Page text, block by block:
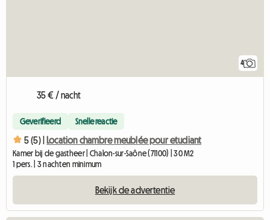
4
35 € / nacht
Geverifieerd Snelle reactie
5 (5) | Location chambre meublée pour etudiant
Kamer bij de gastheer | Chalon-sur-Saône (71100) | 30 M2
1 pers. | 3 nachten minimum
Bekijk de advertentie